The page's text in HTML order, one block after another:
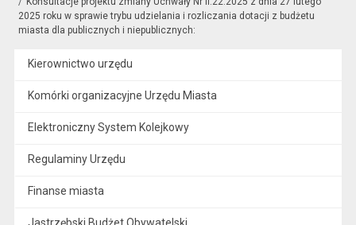
2025 roku w sprawie trybu udzielania i rozliczania dotacji z budżetu
miasta dla publicznych i niepublicznych:
Kierownictwo urzędu
Komórki organizacyjne Urzędu Miasta
Elektroniczny System Kolejkowy
Regulaminy Urzędu
Finanse miasta